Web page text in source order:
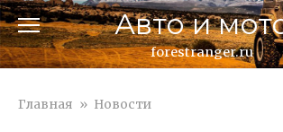
Перейти
к
контенту
Авто и
forestranger.ru
Главная » Новости